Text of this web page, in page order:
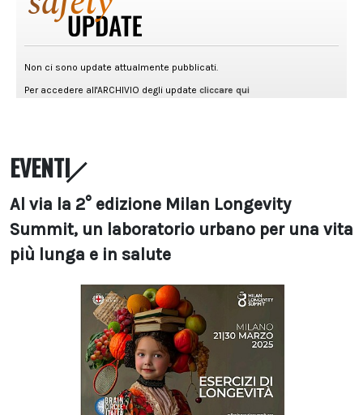
EVENTI
Al via la 2° edizione Milan Longevity
Summit, un laboratorio urbano per una vita
più lunga e in salute